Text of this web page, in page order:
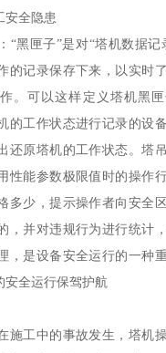
安全隐患
“黑匣子”是对“塔机数据记
的记录保存下来，以实时
。可以这样定义塔机黑
的工作状态进行记录的设
还原塔机的工作状态。塔
性能参数极限值时的操作
多少，提示操作者向安全
，并对违规行为进行统计
，是设备安全运行的一种
安全运行保驾护航
施工中的事故发生，塔机